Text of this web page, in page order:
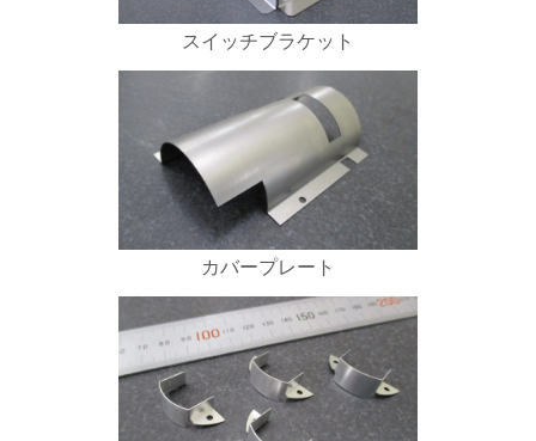
スイッチブラケット
カバープレート